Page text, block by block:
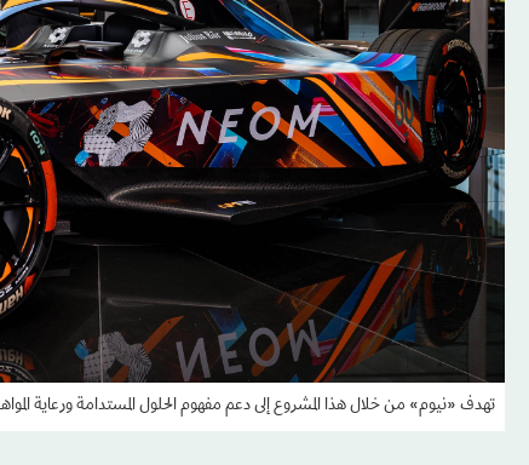
تهدف «نيوم» من خلال هذا المشروع إلى دعم مفهوم الحلول المستدامة ورعاية